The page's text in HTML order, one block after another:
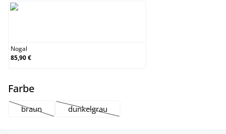
Nogal
85,90 €
Farbeselect
braun
(Esta opción no está disponible en este momento.)
dunkelgrau
(Esta opción no está disponible en este